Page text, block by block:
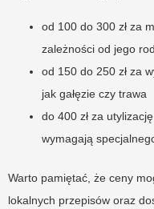
od 100 do 300 zł za
zależności od jego
od 150 do 250 zł za
jak gałęzie czy trawa
do 400 zł za
wymagają
Warto pamiętać, że ceny
lokalnych przepisów oraz